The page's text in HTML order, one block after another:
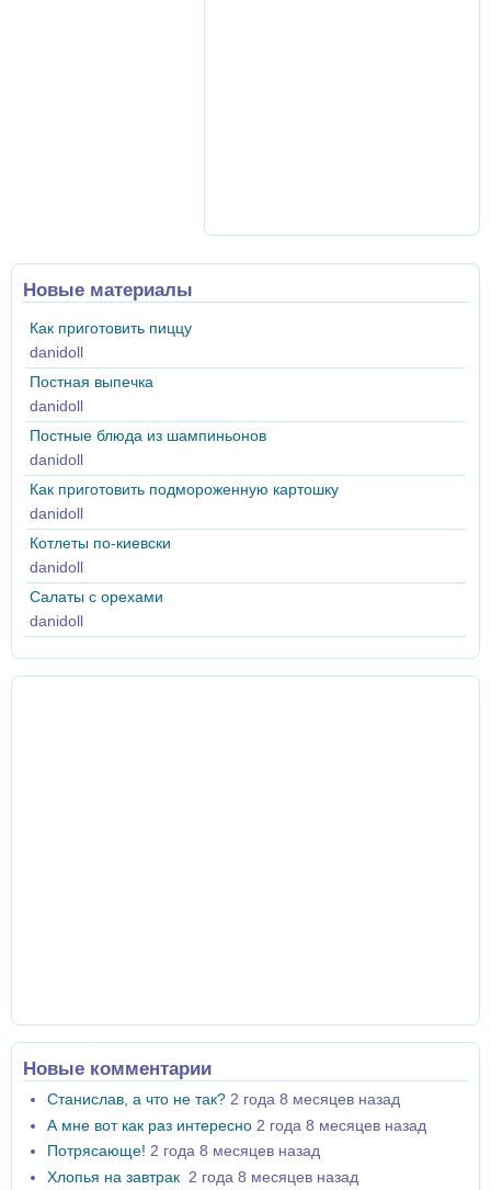
Новые материалы
Как приготовить пиццу
danidoll
Постная выпечка
danidoll
Постные блюда из шампиньонов
danidoll
Как приготовить подмороженную картошку
danidoll
Котлеты по-киевски
danidoll
Салаты с орехами
danidoll
Новые комментарии
Станислав, а что не так? 2 года 8 месяцев назад
А мне вот как раз интересно 2 года 8 месяцев назад
Потрясающе! 2 года 8 месяцев назад
Хлопья на завтрак 2 года 8 месяцев назад